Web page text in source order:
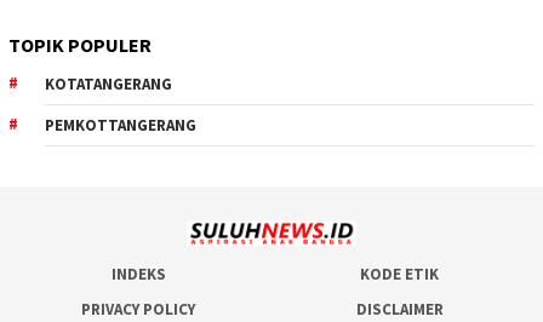
TOPIK POPULER
KOTATANGERANG
PEMKOTTANGERANG
INDEKS
KODE ETIK
PRIVACY POLICY
DISCLAIMER